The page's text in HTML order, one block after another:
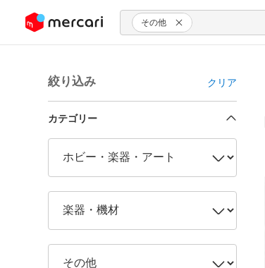
ツにスキップ その他
絞り込み クリア
カテゴリー